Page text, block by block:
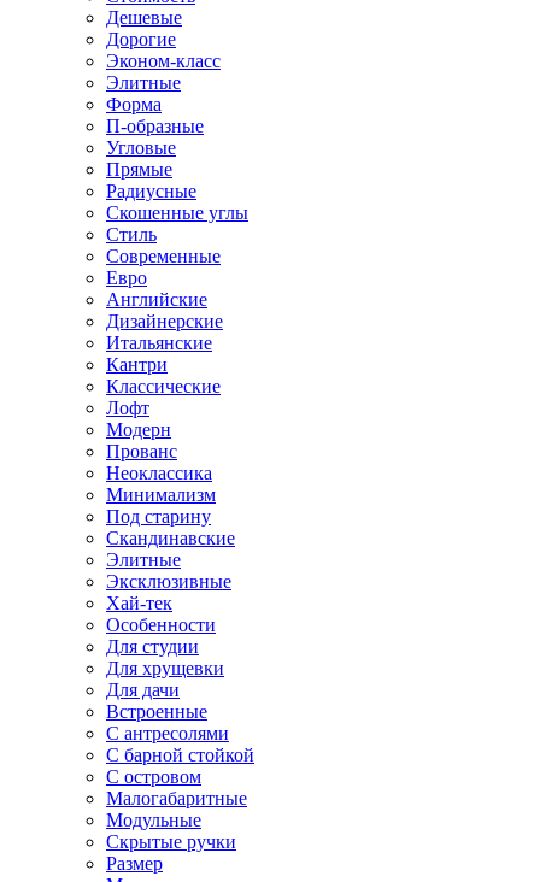
Дешевые
Дорогие
Эконом-класс
Элитные
Форма
П-образные
Угловые
Прямые
Радиусные
Скошенные углы
Стиль
Современные
Евро
Английские
Дизайнерские
Итальянские
Кантри
Классические
Лофт
Модерн
Прованс
Неоклассика
Минимализм
Под старину
Скандинавские
Элитные
Эксклюзивные
Хай-тек
Особенности
Для студии
Для хрущевки
Для дачи
Встроенные
С антресолями
С барной стойкой
С островом
Малогабаритные
Модульные
Скрытые ручки
Размер